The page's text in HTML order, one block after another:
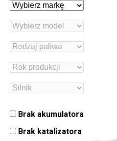
Brak akumulatora
Brak katalizatora